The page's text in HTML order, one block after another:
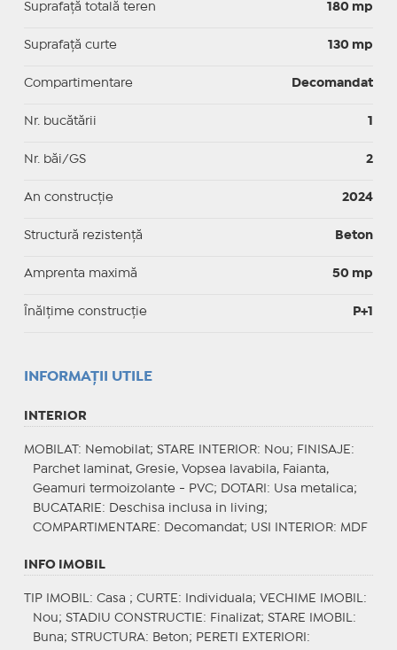
Suprafață totală teren 180 mp
Suprafaţă curte 130 mp
Compartimentare Decomandat
Nr. bucătării 1
Nr. băi/GS 2
An construcție 2024
Structură rezistență Beton
Amprenta maximă 50 mp
Înălțime construcție P+1
INFORMAŢII UTILE
INTERIOR
MOBILAT : Nemobilat; STARE INTERIOR: Nou; FINISAJE :
Parchet laminat, Gresie, Vopsea lavabila, Faianta,
Geamuri termoizolante - PVC;
DOTARI : Usa metalica;
BUCATARIE : Deschisa inclusa in living;
COMPARTIMENTARE : Decomandat; USI INTERIOR: MDF
INFO IMOBIL
TIP IMOBIL : Casa ; CURTE : Individuala; VECHIME IMOBIL :
Nou; STADIU CONSTRUCTIE : Finalizat; STARE IMOBIL :
Buna; STRUCTURA: Beton; PERETI EXTERIORI :